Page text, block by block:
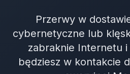
Przerwy w
cybernetyczne lub
zabraknie Internetu
będziesz w kontakcie